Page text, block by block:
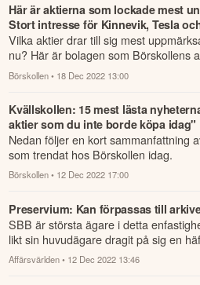
Här är aktierna som lockade mest
Stort intresse för Kinnevik, Tesla
Vilka aktier drar till sig mest
nu? Här är bolagen som Börskollens
skapat flest nya bevakningar av under
Börskollen • 18 Dec 2022 13:00
Kvällskollen: 15 mest lästa
aktier som du inte borde köpa idag"
Nedan följer en kort sammanfattning
som trendat hos Börskollen idag.
Börskollen • 12 Dec 2022 17:00
Preservium: Kan förpassas till
SBB är största ägare i detta
likt sin huvudägare dragit på sig en
skuldsättning.
Affärsvärlden • 12 Dec 2022 13:46